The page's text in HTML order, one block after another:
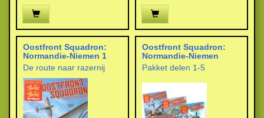
Oostfront Squadron:
Normandie-Niemen 1
De route naar razernij
Oostfront Squadron:
Normandie-Niemen
Pakket delen 1-5